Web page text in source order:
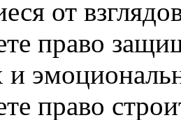
от
право
право